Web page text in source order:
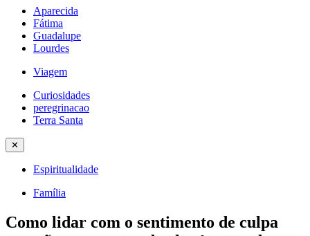
Aparecida
Fátima
Guadalupe
Lourdes
Viagem
Curiosidades
peregrinacao
Terra Santa
✕
Espiritualidade
Família
Como lidar com o sentimento de culpa